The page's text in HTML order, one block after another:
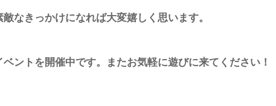
なきっかけになれば大変嬉しく思います。
ントを開催中です。またお気軽に遊びに来てください！